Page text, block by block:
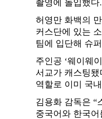
촬영에 돌입했다.
허영만 화백의
커스단에 있는
팀에 입단해 슈
주인공 ‘웨이웨
서교가 캐스팅
역할로 이미 국
김용화 감독은 “
중국어와 한국